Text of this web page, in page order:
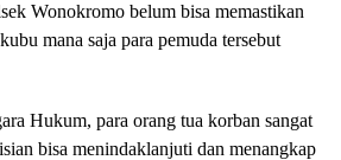
Wonokromo belum bisa memastikan
mana saja para pemuda tersebut
Hukum, para orang tua korban sangat
bisa menindaklanjuti dan menangkap